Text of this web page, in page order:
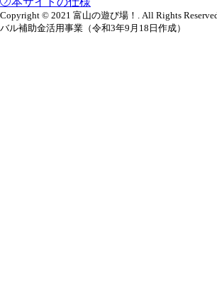
Copyright © 2021 富山の遊び場！. All Rights
バル補助金活用事業（令和3年9月18日作成）